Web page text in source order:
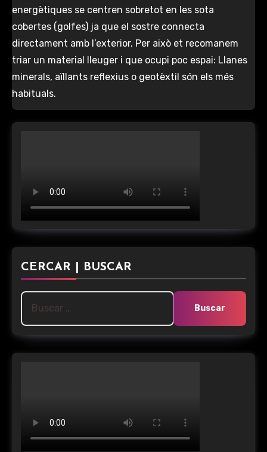
energètiques se centren sobretot en les sota
cobertes (golfes) ja que el sostre connecta
directament amb l’exterior. Per això et recomanem
triar un material lleuger i que ocupi poc espai: Llanes
minerals, aïllants reflexius o geotèxtil són els més
habituals.
CERCAR | BUSCAR
Buscar: